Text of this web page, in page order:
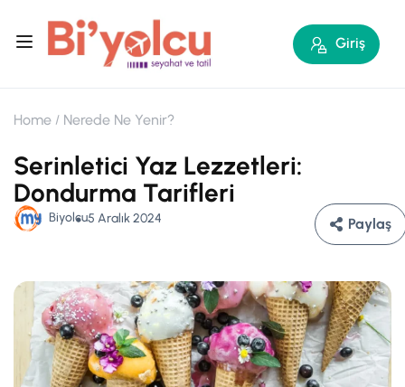
Giriş
Home Nerede Ne Yenir?
Serinletici Yaz Lezzetleri:
Dondurma Tarifleri
Biyolcu5 Aralık 2024 Paylaş